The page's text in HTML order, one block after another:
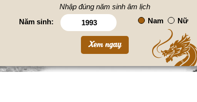
Nhập đúng năm sinh âm lịch
Năm sinh:
Nam Nữ